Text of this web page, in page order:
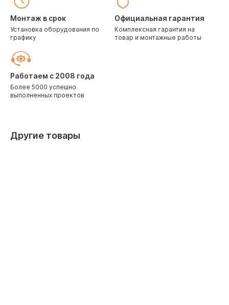
Монтаж в срок
Установка оборудования по
графику
Официальная гарантия
Комплексная гарантия на
товар и монтажные работы
Работаем с 2008 года
Более 5000 успешно
выполненных проектов
Другие товары